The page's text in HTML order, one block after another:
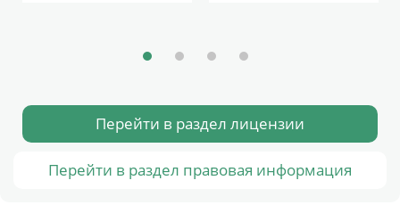
Перейти в раздел лицензии
Перейти в раздел правовая информация